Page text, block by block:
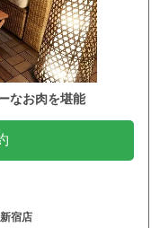
なお肉を堪能
宿店